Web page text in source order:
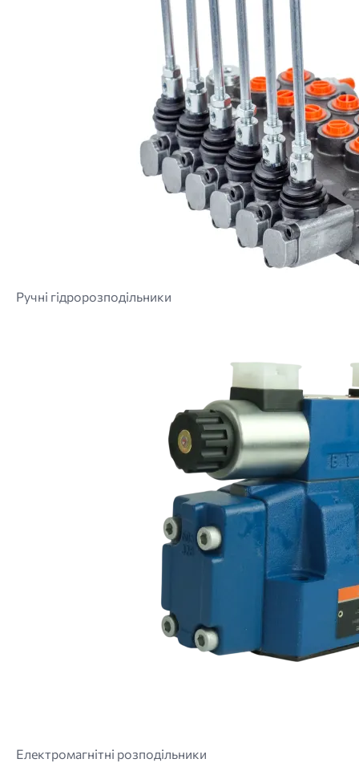
Ручні гідророзподільники
Електромагнітні розподільники